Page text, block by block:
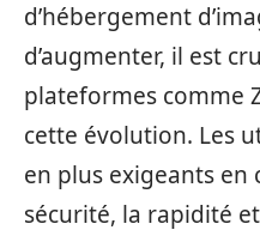
d’hébergement
d’augmenter, il est
plateformes comme
cette évolution. Les
en plus exigeants en
sécurité, la rapidité